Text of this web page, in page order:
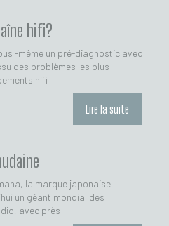
hifi?
-même un pré-diagnostic avec
des problèmes les plus
hifi
Lire la suite
la marque japonaise
un géant mondial des
avec près